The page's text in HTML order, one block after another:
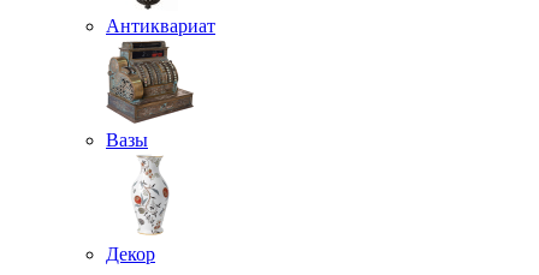
Антиквариат
Вазы
Декор